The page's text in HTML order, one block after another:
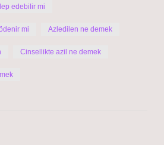
edebilir mi
mi Azledilen ne demek
Cinsellikte azil ne demek